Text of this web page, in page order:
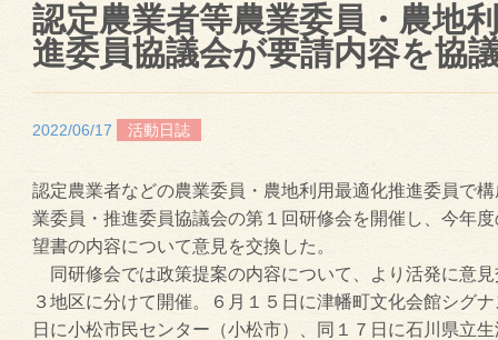
認定農業者等農業委員・農地
進委員協議会が要請内容を協
2022/06/17 活動日誌
認定農業者などの農業委員・農地利用最適化推進委員で
業委員・推進委員協議会の第１回研修会を開催し、今年
望書の内容について意見を交換した。
同研修会では政策提案の内容について、より活発に意
３地区に分けて開催。６月１５日に津幡町文化会館シグ
日に小松市民センター（小松市）、同１７日に石川県立